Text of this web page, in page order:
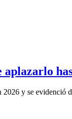
y se evidenció